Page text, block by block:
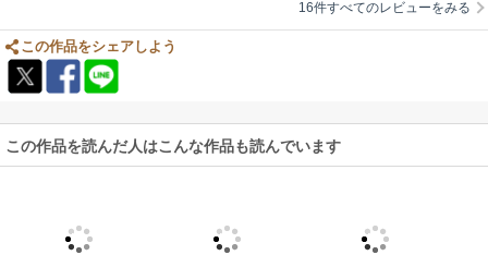
16件すべてのレビューをみる
この作品をシェアしよう
この作品を読んだ人はこんな作品も読んでいます